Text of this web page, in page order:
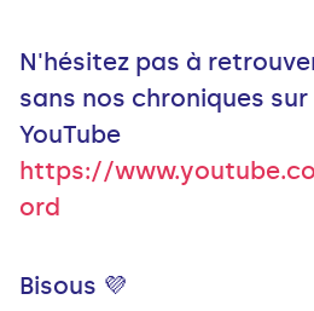
N'hésitez pas à
sans nos chroniques
YouTube
https://
ord
Bisous 💜